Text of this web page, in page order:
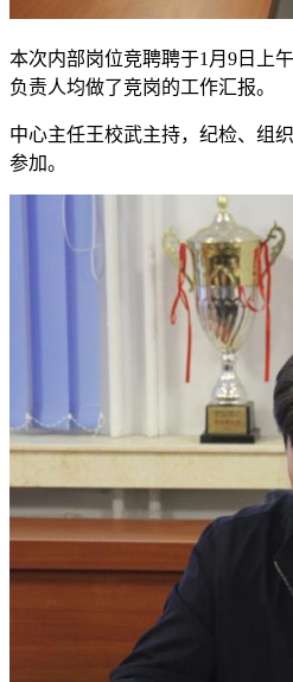
本次内部岗位竞聘聘于1月9日上
负责人均做了竞岗的工作汇报。
中心主任王校武主持，纪检、组
参加。